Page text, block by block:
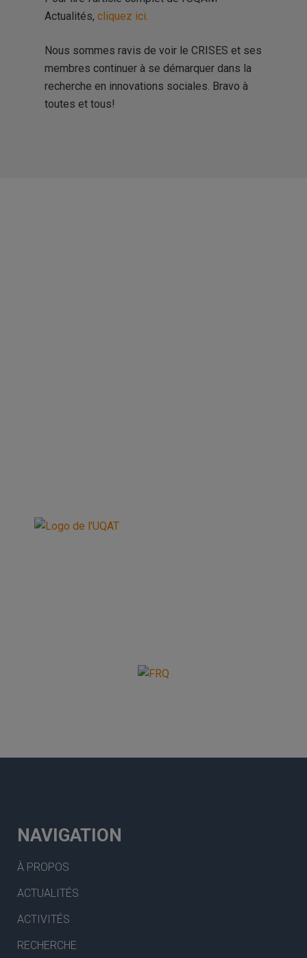
Actualités, cliquez ici.
Nous sommes ravis de voir le CRISES et ses
membres continuer à se démarquer dans la
recherche en innovations sociales. Bravo à
toutes et tous!
NAVIGATION
À PROPOS
ACTUALITÉS
ACTIVITÉS
RECHERCHE